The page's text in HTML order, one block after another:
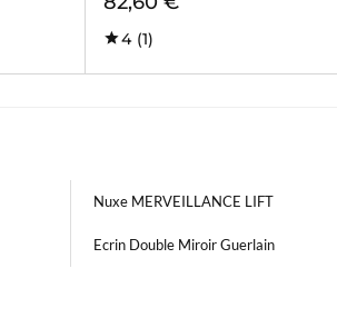
4 (1)
Nuxe MERVEILLANCE LIFT
Ecrin Double Miroir Guerlain